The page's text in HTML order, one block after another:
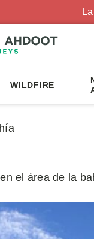
WILDFIRE
el área de la